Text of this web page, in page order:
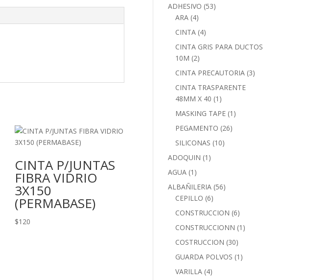
CINTA P/JUNTAS
FIBRA VIDRIO
3X150
(PERMABASE)
$120
ADHESIVO (53)
ARA (4)
CINTA (4)
CINTA GRIS PARA DUCTOS
10M (2)
CINTA PRECAUTORIA (3)
CINTA TRASPARENTE
48MM X 40 (1)
MASKING TAPE (1)
PEGAMENTO (26)
SILICONAS (10)
ADOQUIN (1)
AGUA (1)
ALBAÑILERIA (56)
CEPILLO (6)
CONSTRUCCION (6)
CONSTRUCCIONN (1)
COSTRUCCION (30)
GUARDA POLVOS (1)
VARILLA (4)